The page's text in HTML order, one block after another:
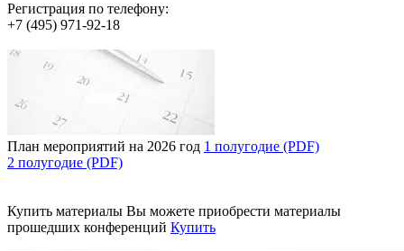
Регистрация по телефону:
+7 (495) 971-92-18
План мероприятий на 2026 год 1 полугодие (PDF)
2 полугодие (PDF)
Купить материалы Вы можете приобрести материалы
прошедших конференций Купить